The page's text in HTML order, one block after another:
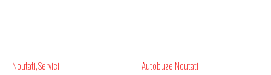
Noutati Servicii Autobuze Noutati